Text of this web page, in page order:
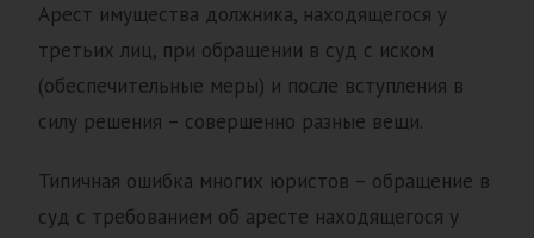
Арест имущества должника, находящегося у
третьих лиц, при обращении в суд с иском
(обеспечительные меры) и после вступления в
силу решения – совершенно разные вещи.
Типичная ошибка многих юристов – обращение в
суд с требованием об аресте находящегося у